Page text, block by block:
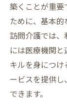
築くことが重要
ために、基本的
訪問介護では
には医療機関
キルを身につ
ービスを提供
できます。